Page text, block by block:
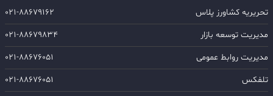
تحریریه کشاورز پلاس
۰۲۱-۸۸۶۷۹۱۶۲
مدیریت توسعه بازار
۰۲۱-۸۸۶۷۹۸۳۴
مدیریت روابط عمومی
۰۲۱-۸۸۶۷۶۰۵۱
تلفکس
۰۲۱-۸۸۶۷۶۰۵۱